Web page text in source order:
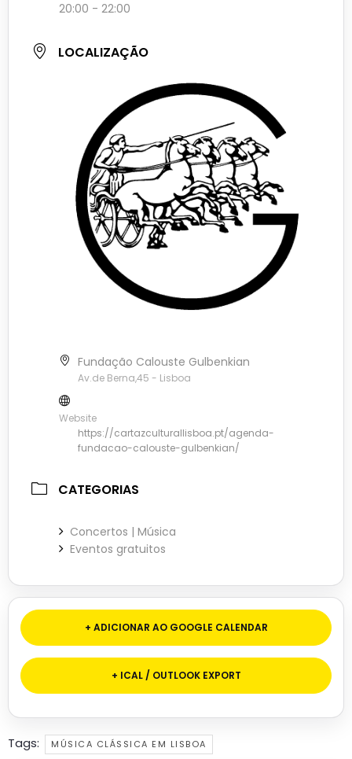
20:00 - 22:00
LOCALIZAÇÃO
Fundação Calouste Gulbenkian
Av.de Berna,45 - Lisboa
Website
https://cartazculturallisboa.pt/agenda-
fundacao-calouste-gulbenkian/
CATEGORIAS
Concertos | Música
Eventos gratuitos
+ ADICIONAR AO GOOGLE CALENDAR
+ ICAL / OUTLOOK EXPORT
Tags: MÚSICA CLÁSSICA EM LISBOA